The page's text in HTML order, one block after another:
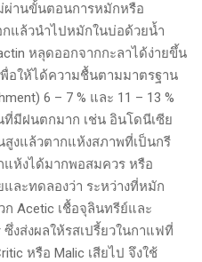
ม่ผ่านขั้นตอนการหมักหรือ
กแล้วนำไปหมักในบ่อด้วยน้ำ
หลุดออกจากกะลาได้ง่ายขึ้น
อให้ได้ความชื้นตามมาตรฐาน
6 – 7 % และ 11 – 13 %
มีฝนตกมาก เช่น อินโดนีเซีย
งแล้วตากแห้งสภาพที่เป็นกรี
แห้งได้มากพอสมควร หรือ
ละทดลองว่า ระหว่างที่หมัก
Acetic เชื้อจุลินทรีย์และ
งส่งผลให้รสเปรี้ยวในกาแฟที่
หรือ Malic เสียไป จึงใช้